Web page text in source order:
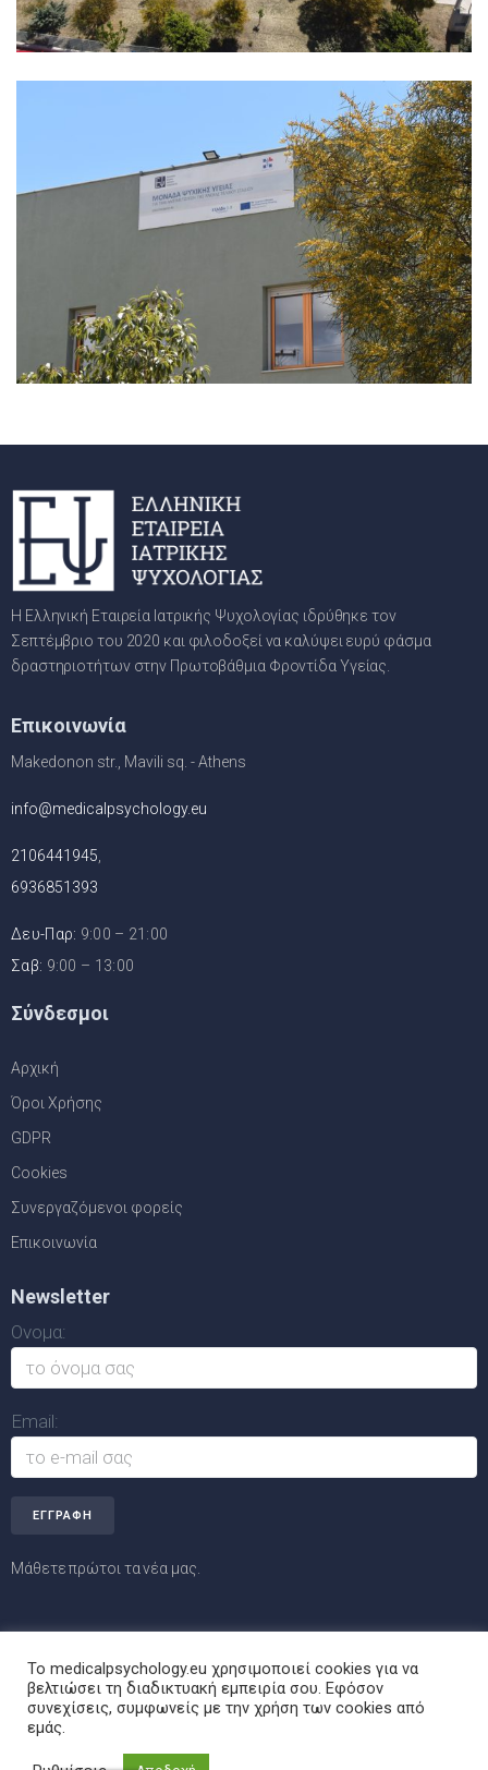
Η Ελληνική Εταιρεία Ιατρικής Ψυχολογίας ιδρύθηκε τον
Σεπτέμβριο του 2020 και φιλοδοξεί να καλύψει ευρύ φάσμα
δραστηριοτήτων στην Πρωτοβάθμια Φροντίδα Υγείας.
Επικοινωνία
Makedonon str., Mavili sq. - Athens
info@medicalpsychology.eu
2106441945,
6936851393
Δευ-Παρ: 9:00 – 21:00
Σαβ: 9:00 – 13:00
Σύνδεσμοι
Αρχική
Όροι Χρήσης
GDPR
Cookies
Συνεργαζόμενοι φορείς
Επικοινωνία
Newsletter
Ονομα:
Email:
Μάθετε πρώτοι τα νέα μας.
© MedicalPsychology.eu | powered byi-access.gr
Το medicalpsychology.eu χρησιμοποιεί cookies για να
βελτιώσει τη διαδικτυακή εμπειρία σου. Εφόσον
συνεχίσεις, συμφωνείς με την χρήση των cookies από
εμάς.